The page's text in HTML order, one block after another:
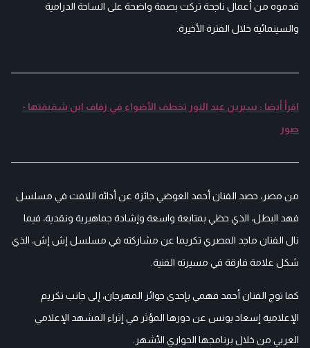
قدموه من أعمال ناجحة تركت بصمة واضحة على الساحة الدرامية
والسينمائية خلال الفترة الأخيرة.
اقرأ أيضا : سيرين عبد النور تخطف الأضواء في زفاف ابن شقيقتها -
صور
من مصر، حصد الفنان أحمد العوضي جائزة عن أدائه اللافت في مسلسل
فهد البطل، الذي حظي بمتابعة واسعة وإشادة جماهيرية ونقدية، فيما
نال الفنان ماجد المصري تكريما عن مشاركته في مسلسل إش إش، الذي
شكل علامة فارقة في مسيرته الفنية.
كما توج الفنان أحمد فهمي بإحدى جوائز المهرجان، إلى جانب تكريم
الإعلامية إسعاد يونس عن دورها المؤثر في إثراء المشهد الإعلامي
العربي من خلال برنامجها الحواري الأشهر.